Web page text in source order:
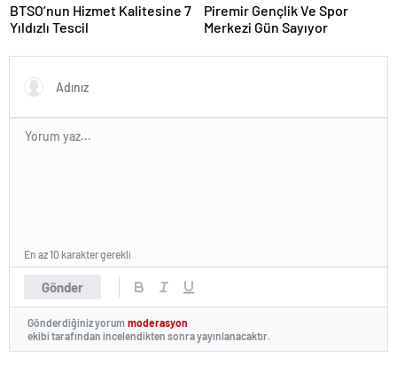
BTSO’nun Hizmet Kalitesine 7
Yıldızlı Tescil
Piremir Gençlik Ve Spor
Merkezi Gün Sayıyor
Gönder
En az 10 karakter gerekli
Gönderdiğiniz yorum moderasyon
ekibi tarafından incelendikten sonra yayınlanacaktır.